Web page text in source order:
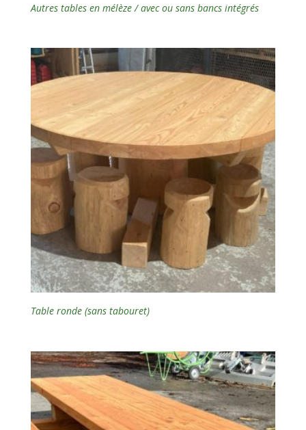
Autres tables en mélèze / avec ou sans bancs intégrés
Table ronde (sans tabouret)